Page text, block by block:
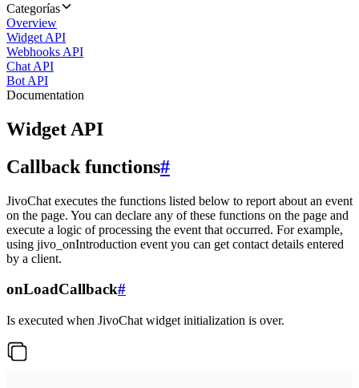
Categorías
Overview
Widget API
Webhooks API
Chat API
Bot API
Documentation
Widget API
Callback functions#
JivoChat executes the functions listed below to report about an event
on the page. You can declare any of these functions on the page and
execute a logic of processing the event that occurred. For example,
using jivo_onIntroduction event you can get contact details entered
by a client.
onLoadCallback#
Is executed when JivoChat widget initialization is over.